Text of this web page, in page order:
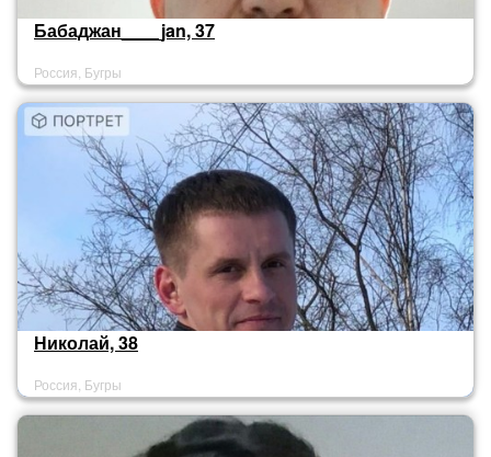
Бабаджан____jan, 37
Россия, Бугры
Николай, 38
Россия, Бугры